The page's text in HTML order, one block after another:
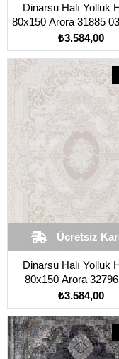
Dinarsu Halı Yolluk
80x150 Arora 31885
₺3.584,00
Dinarsu Halı Yolluk
80x150 Arora
Krem
₺3.584,00
Ücretsiz